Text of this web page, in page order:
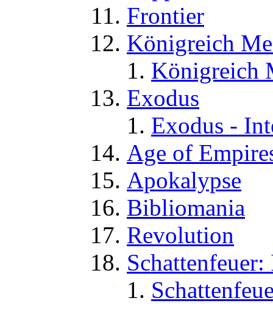
Frontier
Königreich
Königreich
Exodus
Exodus -
Age of
Apokalypse
Bibliomania
Revolution